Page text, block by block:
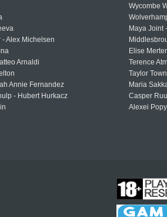
Alex Michelsen
Arnaldi
Annie Fernandez
- Hubert Hurkacz
Wycombe
Maya Joint
Elise
Terence
Taylor
Maria
Casper
Alexei